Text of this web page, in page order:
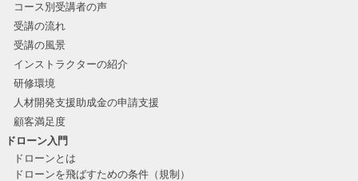
コース別受講者の声
受講の流れ
受講の風景
インストラクターの紹介
研修環境
人材開発支援助成金の申請支援
顧客満足度
ドローン入門
ドローンとは
ドローンを飛ばすための条件（規制）